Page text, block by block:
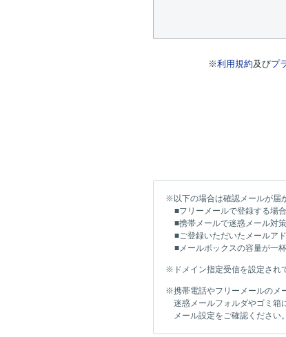
※利用規約及びプ
※以下の場合は確認メールが届
■フリーメールで登録する場合
■携帯メールで迷惑メール対
■ご登録いただいたメールア
■メールボックスの容量が一
※ドメイン指定受信を設定され
※携帯電話やフリーメールのメ
迷惑メールフォルダやゴミ箱
メール設定をご確認ください。